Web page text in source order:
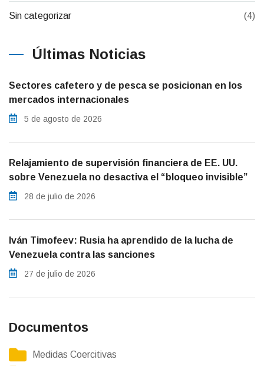
Sin categorizar (4)
Últimas Noticias
Sectores cafetero y de pesca se posicionan en los
mercados internacionales
5 de agosto de 2026
Relajamiento de supervisión financiera de EE. UU.
sobre Venezuela no desactiva el “bloqueo invisible”
28 de julio de 2026
Iván Timofeev: Rusia ha aprendido de la lucha de
Venezuela contra las sanciones
27 de julio de 2026
Documentos
Medidas Coercitivas